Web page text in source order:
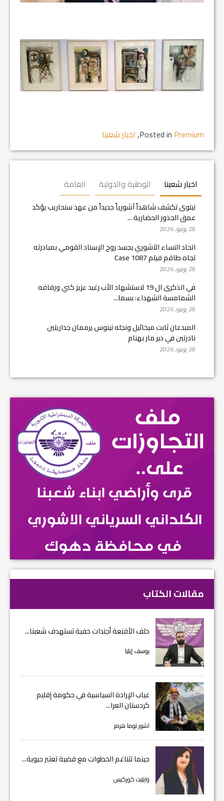
Posted in Premium
, اخبار شعبنا
اخبار شعبنا الوطنية والدولية العامة
نينوى تكشف شاهداً آشورياً جديداً من عهد سنحاريب يؤكد
عمق الجذور الحضارية ...
28 يونيو, 2026
اتحاد النساء الآشوري يجسد روح الإسناد القومي بمبادرته
تجاه طاقم فيلم Case 1087
28 يونيو, 2026
في الذكرى ال 19 لاستشهاد الأب رغيد عزيز كني ورفاقه
الشمامسة الشهداء: بسما...
28 يونيو, 2026
المبدعان ثابت ميخائيل ونجله نينوس يرممان جداريتين
نادرتين في دير مار بهنام
28 يونيو, 2026
مقالات الكتاب
خلف الأقنعة أجندات خفية تستهدف شعبنا...
يوسف إيليا
غياب الإرادة السياسية في حكومة إقليم
كردستان العرا...
اشور توما هرمز
حينما تتناغم الخطوات مع قضية تعتبر حيوية...
وايليت كوركيس